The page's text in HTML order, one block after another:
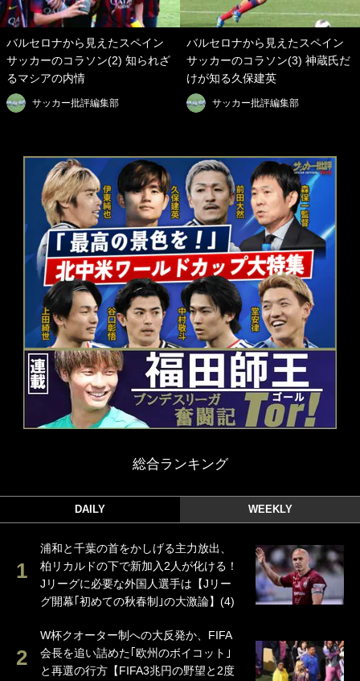
バルセロナから見えたスペイン
サッカーのコラソン(2) 知られざ
るマシアの内情
サッカー批評編集部
バルセロナから見えたスペイン
サッカーのコラソン(3) 神蔵氏だ
けが知る久保建英
サッカー批評編集部
総合ランキング
DAILY WEEKLY
浦和と千葉の首をかしげる主力放出、
柏リカルドの下で新加入2人が化ける！
Jリーグに必要な外国人選手は【Jリー
グ開幕｢初めての秋春制｣の大激論】(4)
W杯クオーター制への大反発か、FIFA
会長を追い詰めた｢欧州のボイコット｣
と再選の行方【FIFA3兆円の野望と2度